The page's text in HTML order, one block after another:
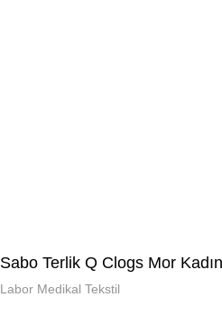
Sabo Terlik Q Clogs Mor Kadın
Labor Medikal Tekstil